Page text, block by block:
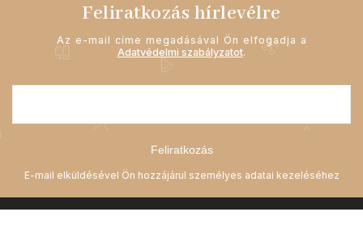
Feliratkozás hírlevélre
Az e-mail címe megadásával Ön elfogadja a
Adatvédelmi szabályzatot.
Feliratkozás